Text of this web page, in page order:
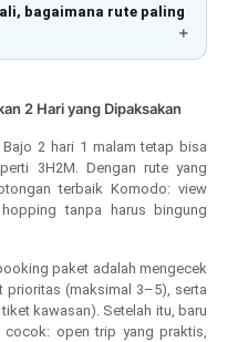
bagaimana rute paling
2 Hari yang Dipaksakan
2 hari 1 malam tetap bisa
3H2M. Dengan rute yang
terbaik Komodo: view
tanpa harus bingung
paket adalah mengecek
(maksimal 3–5), serta
kawasan). Setelah itu, baru
open trip yang praktis,